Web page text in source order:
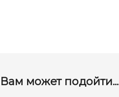
Вам может подойти...